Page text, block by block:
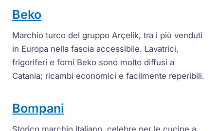
Beko
Marchio turco del gruppo Arçelik, tra i più venduti
in Europa nella fascia accessibile. Lavatrici,
frigoriferi e forni Beko sono molto diffusi a
Catania; ricambi economici e facilmente reperibili.
Bompani
Storico marchio italiano, celebre per le cucine a